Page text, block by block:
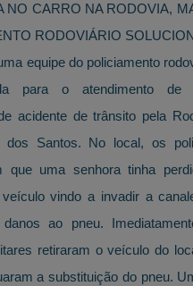
NO CARRO NA RODOVIA,
RODOVIÁRIO
equipe do policiamento
para o atendimento de
acidente de trânsito pela
dos Santos. No local, os
que uma senhora tinha
vindo a invadir a
danos ao pneu.
retiraram o veículo do
a substituição do pneu.